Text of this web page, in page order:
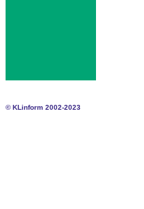
© KLinform 2002-2023